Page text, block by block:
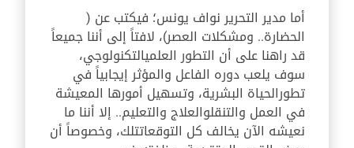
أما مدير التحرير نواف يونس؛ فيكتب عن (
الحضارة.. ومشكلات العصر)، لافتاً إلى أننا جميعاً
قد راهنا على أن التطور العلميالتكنولوجي،
سوف يلعب دوره الفاعل والمؤثر إيجابياً في
تطورالحياة البشرية، وتسهيل أمورها المعيشة
في العمل والتنقلوالعلاج والتعليم.. إلا أننا ما
نعيشه الآن يخالف كل التوقعاتتلك، وخصوصاً أن